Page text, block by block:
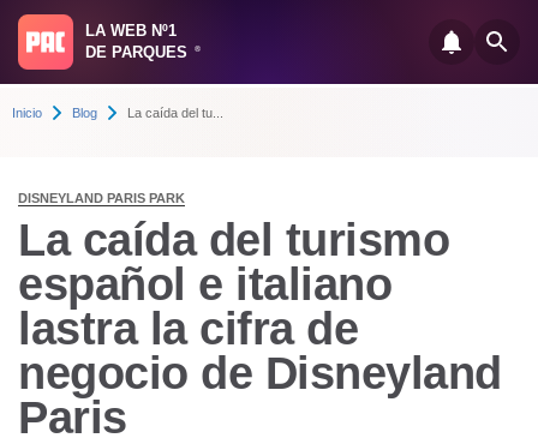
LA WEB Nº1
DE PARQUES
®
Inicio Blog La caída del tu...
DISNEYLAND PARIS PARK
La caída del turismo
español e italiano
lastra la cifra de
negocio de Disneyland
Paris